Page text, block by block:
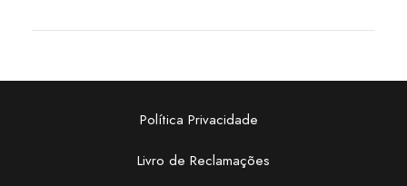
Política Privacidade
Livro de Reclamações